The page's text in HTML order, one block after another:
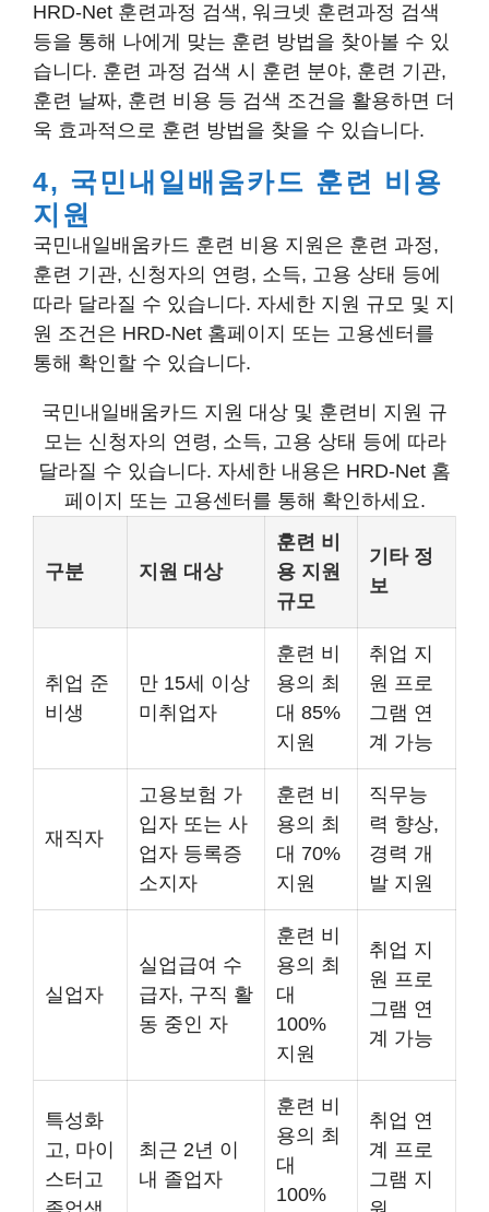
HRD-Net 훈련과정 검색, 워크넷 훈련과정 검색
등을 통해 나에게 맞는 훈련 방법을 찾아볼 수 있
습니다. 훈련 과정 검색 시 훈련 분야, 훈련 기관,
훈련 날짜, 훈련 비용 등 검색 조건을 활용하면 더
욱 효과적으로 훈련 방법을 찾을 수 있습니다.
4, 국민내일배움카드 훈련 비용
지원
국민내일배움카드 훈련 비용 지원은 훈련 과정,
훈련 기관, 신청자의 연령, 소득, 고용 상태 등에
따라 달라질 수 있습니다. 자세한 지원 규모 및 지
원 조건은 HRD-Net 홈페이지 또는 고용센터를
통해 확인할 수 있습니다.
국민내일배움카드 지원 대상 및 훈련비 지원 규
모는 신청자의 연령, 소득, 고용 상태 등에 따라
달라질 수 있습니다. 자세한 내용은 HRD-Net 홈
페이지 또는 고용센터를 통해 확인하세요.
구분 지원 대상
훈련 비
용 지원
규모
기타 정
보
취업 준
비생
만 15세 이상
미취업자
훈련 비
용의 최
대 85%
지원
취업 지
원 프로
그램 연
계 가능
재직자
고용보험 가
입자 또는 사
업자 등록증
소지자
훈련 비
용의 최
대 70%
지원
직무능
력 향상,
경력 개
발 지원
실업자
실업급여 수
급자, 구직 활
동 중인 자
훈련 비
용의 최
대
100%
지원
취업 지
원 프로
그램 연
계 가능
특성화
고, 마이
스터고
최근 2년 이
내 졸업자
훈련 비
용의 최
대
100%
취업 연
계 프로
그램 지